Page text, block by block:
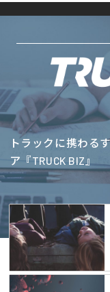
トラックに携わる
ア『TRUCK BIZ』